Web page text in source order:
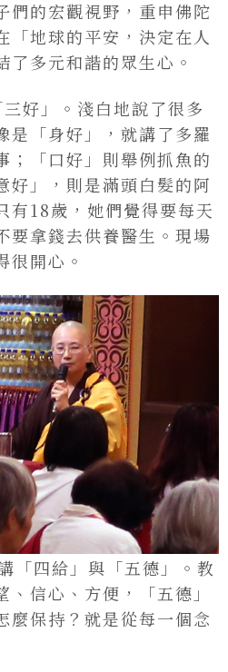
們的宏觀視野，重申佛陀
「地球的平安，決定在人
多元和諧的眾生心。
好」。淺白地說了很多
是「身好」，就講了多羅
；「口好」則舉例抓魚的
好」，則是滿頭白髮的阿
有18歲，她們覺得要每天
要拿錢去供養醫生。現場
很開心。
「四給」與「五德」。教
信心、方便，「五德」
麼保持？就是從每一個念